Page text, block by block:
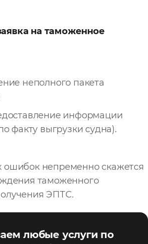
на таможенное
неполного пакета
информации
факту выгрузки судна).
ошибок непременно скажется
таможенного
ЭПТС.
любые услуги по